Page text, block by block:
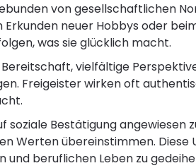
von gesellschaftlichen
neuer Hobbys oder
was sie glücklich macht.
Bereitschaft, vielfältige
Freigeister wirken oft
soziale Bestätigung angewiesen
Werten übereinstimmen.
und beruflichen Leben zu